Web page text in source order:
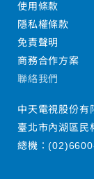
使用條款
隱私權條款
免責聲明
商務合作方案
聯絡我們
中天電視股份有
臺北市內湖區民
總機：